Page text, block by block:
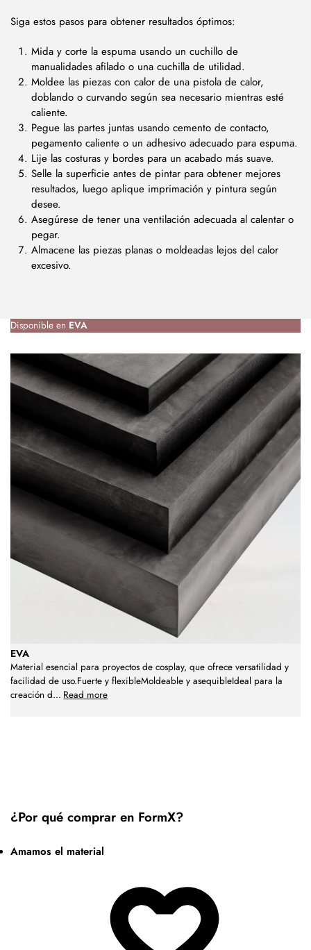
Siga estos pasos para obtener resultados óptimos:
Mida y corte la espuma usando un cuchillo de
manualidades afilado o una cuchilla de utilidad.
Moldee las piezas con calor de una pistola de calor,
doblando o curvando según sea necesario mientras esté
caliente.
Pegue las partes juntas usando cemento de contacto,
pegamento caliente o un adhesivo adecuado para espuma.
Lije las costuras y bordes para un acabado más suave.
Selle la superficie antes de pintar para obtener mejores
resultados, luego aplique imprimación y pintura según
desee.
Asegúrese de tener una ventilación adecuada al calentar o
pegar.
Almacene las piezas planas o moldeadas lejos del calor
excesivo.
Disponible en EVA
EVA
Material esencial para proyectos de cosplay, que ofrece versatilidad y
facilidad de uso.Fuerte y flexibleMoldeable y asequibleIdeal para la
creación d... Read more
¿Por qué comprar en FormX?
Amamos el material